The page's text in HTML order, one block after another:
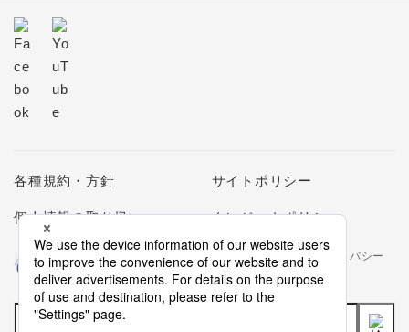
各種規約・方針 サイトポリシー
個人情報の取り扱い クレジットポリシー
当社は個人情報の取扱いを適切に行う企業としてプライバシー
マークの使用を認められた認定業者です。